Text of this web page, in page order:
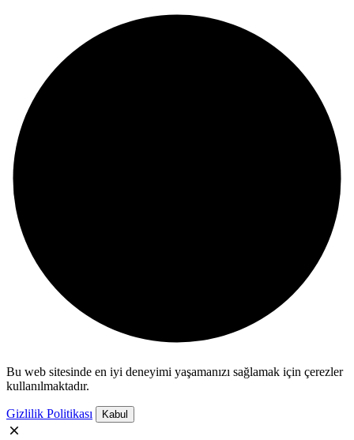
Bu web sitesinde en iyi deneyimi yaşamanızı sağlamak için çerezler
kullanılmaktadır.
Gizlilik Politikası Kabul